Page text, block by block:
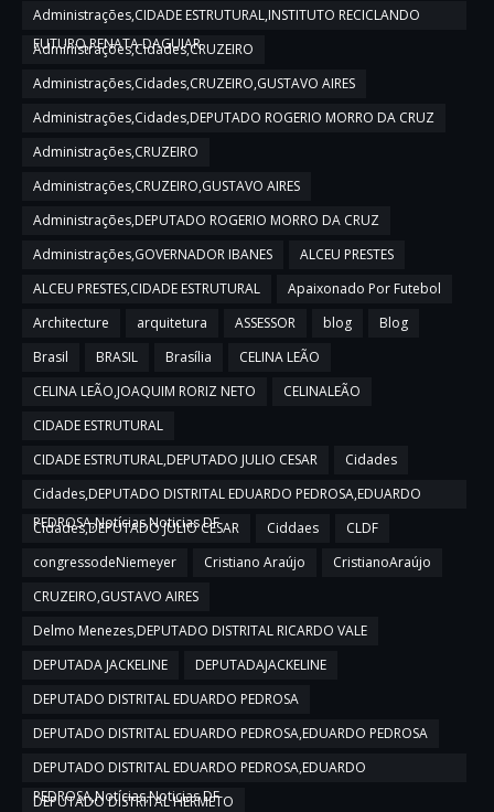
Administrações,CIDADE ESTRUTURAL,INSTITUTO RECICLANDO
FUTURO,RENATA DAGUIAR
Administrações,Cidades,CRUZEIRO
Administrações,Cidades,CRUZEIRO,GUSTAVO AIRES
Administrações,Cidades,DEPUTADO ROGERIO MORRO DA CRUZ
Administrações,CRUZEIRO
Administrações,CRUZEIRO,GUSTAVO AIRES
Administrações,DEPUTADO ROGERIO MORRO DA CRUZ
Administrações,GOVERNADOR IBANES
ALCEU PRESTES
ALCEU PRESTES,CIDADE ESTRUTURAL
Apaixonado Por Futebol
Architecture
arquitetura ASSESSOR blog
Blog
Brasil
BRASIL Brasília
CELINA LEÃO
CELINA LEÃO,JOAQUIM RORIZ NETO
CELINALEÃO
CIDADE ESTRUTURAL
CIDADE ESTRUTURAL,DEPUTADO JULIO CESAR
Cidades
Cidades,DEPUTADO DISTRITAL EDUARDO PEDROSA,EDUARDO
PEDROSA,Notícias,Noticias DF
Cidades,DEPUTADO JULIO CESAR Ciddaes
CLDF
congressodeNiemeyer
Cristiano Araújo
CristianoAraújo
CRUZEIRO,GUSTAVO AIRES
Delmo Menezes,DEPUTADO DISTRITAL RICARDO VALE
DEPUTADA JACKELINE
DEPUTADAJACKELINE
DEPUTADO DISTRITAL EDUARDO PEDROSA
DEPUTADO DISTRITAL EDUARDO PEDROSA,EDUARDO PEDROSA
DEPUTADO DISTRITAL EDUARDO PEDROSA,EDUARDO
PEDROSA,Notícias,Noticias DF
DEPUTADO DISTRITAL HERMETO